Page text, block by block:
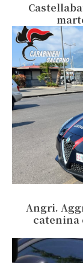
Angri.
catenina